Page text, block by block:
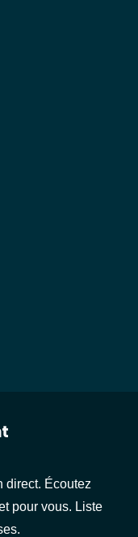
direct. Écoutez
pour vous. Liste